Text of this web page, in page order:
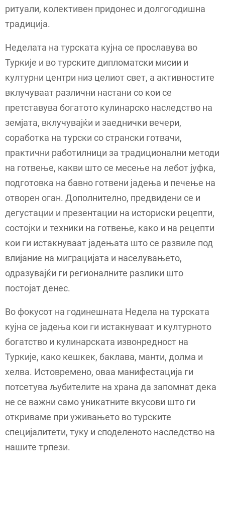
ритуали, колективен придонес и долгогодишна
традиција.
Неделата на турската кујна се прославува во
Туркије и во турските дипломатски мисии и
културни центри низ целиот свет, а активностите
вклучуваат различни настани со кои се
претставува богатото кулинарско наследство на
земјата, вклучувајќи и заеднички вечери,
соработка на турски со странски готвачи,
практични работилници за традиционални методи
на готвење, какви што се месење на лебот јуфка,
подготовка на бавно готвени јадења и печење на
отворен оган. Дополнително, предвидени се и
дегустации и презентации на историски рецепти,
состојки и техники на готвење, како и на рецепти
кои ги истакнуваат јадењата што се развиле под
влијание на миграцијата и населувањето,
одразувајќи ги регионалните разлики што
постојат денес.
Во фокусот на годинешната Недела на турската
кујна се јадења кои ги истакнуваат и културното
богатство и кулинарската извонредност на
Туркије, како кешкек, баклава, манти, долма и
хелва. Истовремено, оваа манифестација ги
потсетува љубителите на храна да запомнат дека
не се важни само уникатните вкусови што ги
откриваме при уживањето во турските
специјалитети, туку и споделеното наследство на
нашите трпези.